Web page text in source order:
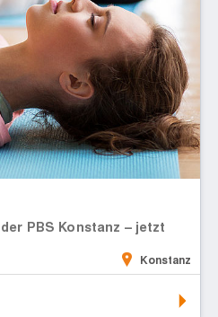
PBS Konstanz – jetzt
Konstanz